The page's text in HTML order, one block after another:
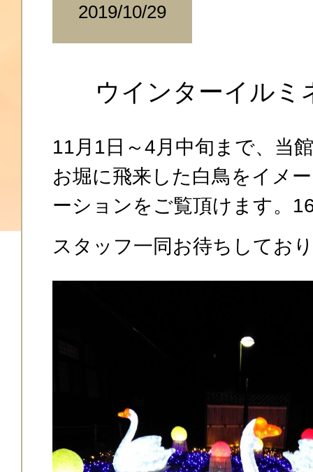
2019/10/29
ウインターイルミ
11月1日～4月中旬まで、当
お堀に飛来した白鳥をイメ
ーションをご覧頂けます。
スタッフ一同お待ちしてお